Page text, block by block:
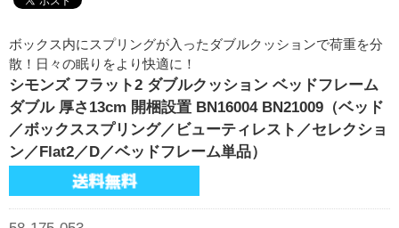
ボックス内にスプリングが入ったダブルクッションで荷重を分
散！日々の眠りをより快適に！
シモンズ フラット2 ダブルクッション ベッドフレーム
ダブル 厚さ13cm 開梱設置 BN16004 BN21009（ベッド
／ボックススプリング／ビューティレスト／セレクショ
ン／Flat2／D／ベッドフレーム単品）